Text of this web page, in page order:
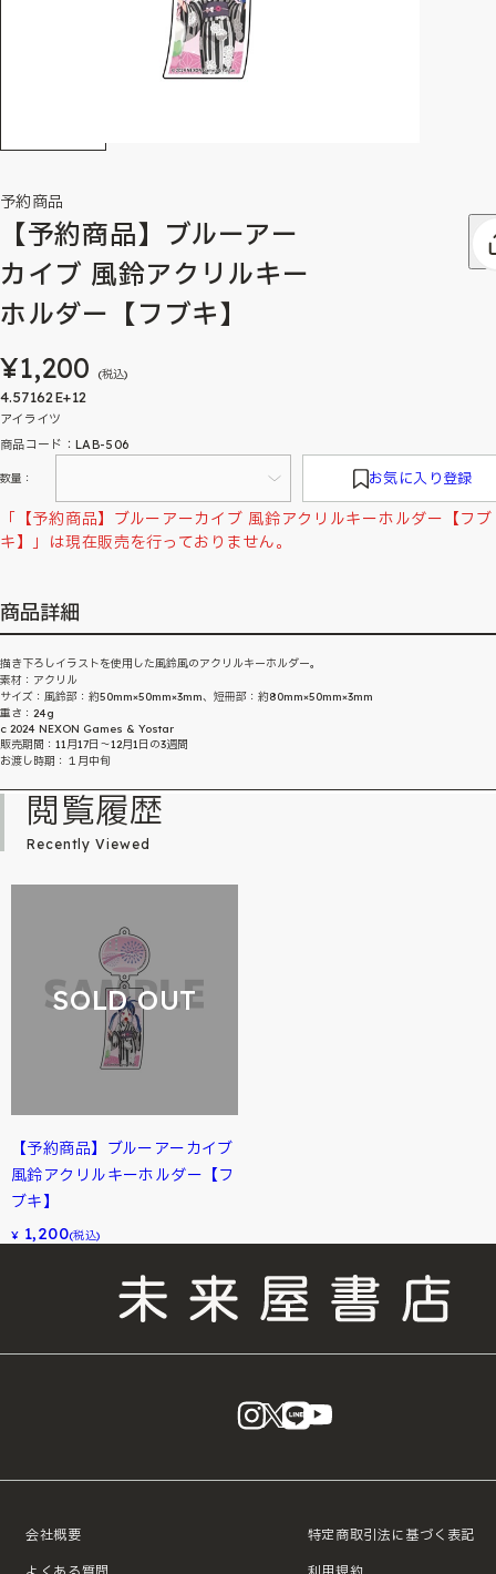
予約商品
【予約商品】ブルーアー
カイブ 風鈴アクリルキー
ホルダー【フブキ】
¥1,200 (税込)
4.57162E+12
アイライツ
商品コード：LAB-506
数量： お気に入り登録
「【予約商品】ブルーアーカイブ 風鈴アクリルキーホルダー【フブ
キ】」は現在販売を行っておりません。
商品詳細
描き下ろしイラストを使用した風鈴風のアクリルキーホルダー。
素材：アクリル
サイズ：風鈴部：約50mm×50mm×3mm、短冊部：約80mm×50mm×3mm
重さ：24g
c 2024 NEXON Games & Yostar
販売期間：11月17日～12月1日の3週間
お渡し時期：１月中旬
閲覧履歴
Recently Viewed
SOLD OUT
【予約商品】ブルーアーカイブ
風鈴アクリルキーホルダー【フ
ブキ】
¥ 1,200(税込)
instagram
X LINE
会社概要 特定商取引法に基づく表記